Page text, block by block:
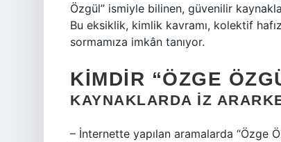
Özgül” ismiyle bilinen, güvenilir
Bu eksiklik, kimlik kavramı, kolektif
sormamıza imkân tanıyor.
KIMDIR “ÖZGE
KAYNAKLARDA İZ
– İnternette yapılan aramalarda “Özge